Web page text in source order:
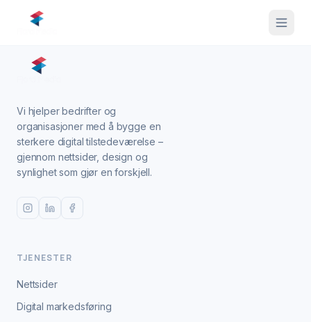
Vi hjelper bedrifter og
organisasjoner med å bygge en
sterkere digital tilstedeværelse –
gjennom nettsider, design og
synlighet som gjør en forskjell.
TJENESTER
Nettsider
Digital markedsføring